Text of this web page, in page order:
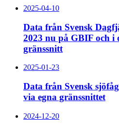
2025-04-10
Data från Svensk
2023 nu på GBIF och i
gränssnitt
2025-01-23
Data från Svensk
via egna gränssnittet
2024-12-20